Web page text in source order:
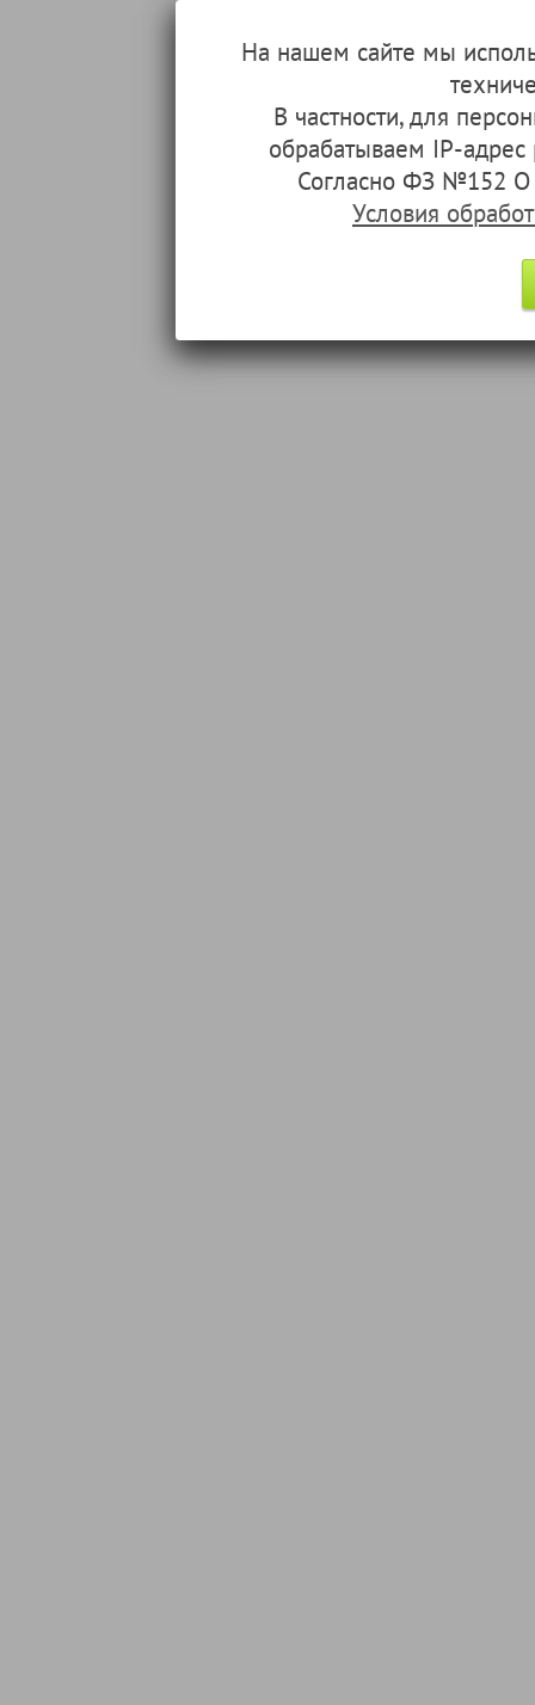
На нашем сайте мы
В частности, для
обрабатываем IP-
Согласно ФЗ №152 О
Условия